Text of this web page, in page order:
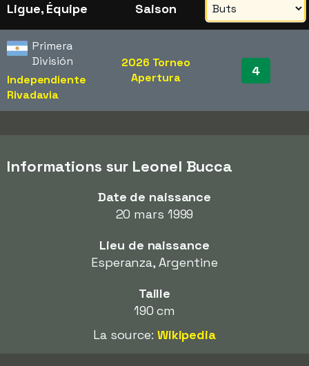
Ligue, Équipe Saison
Primera
División
Independiente
Rivadavia
2026 Torneo
Apertura
4
Informations sur Leonel Bucca
Date de naissance
20 mars 1999
Lieu de naissance
Esperanza, Argentine
Taille
190 cm
La source: Wikipedia